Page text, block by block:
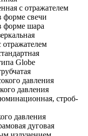
с отражателем
форме свечи
форме шара
Globe
давления
давления
строб-
давления
дуговая